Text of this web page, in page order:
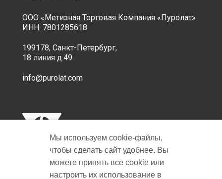
ООО «Метизная Торговая Компания «Пуролат»
ИНН: 7801285618
199178, Санкт-Петербург,
18 линия д.49
info@purolat.com
Мы используем cookie‑файлы,
чтобы сделать сайт удобнее. Вы
можете принять все cookie или
настроить их использование в